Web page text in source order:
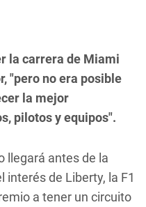
la carrera de Miami
"pero no era posible
la mejor
pilotos y equipos".
llegará antes de la
interés de Liberty, la F1
a tener un circuito